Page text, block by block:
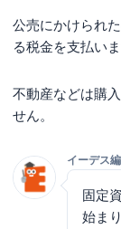
公売にかけられ
る税金を支払いま
不動産などは購
せん。
イーデス
固定
始ま